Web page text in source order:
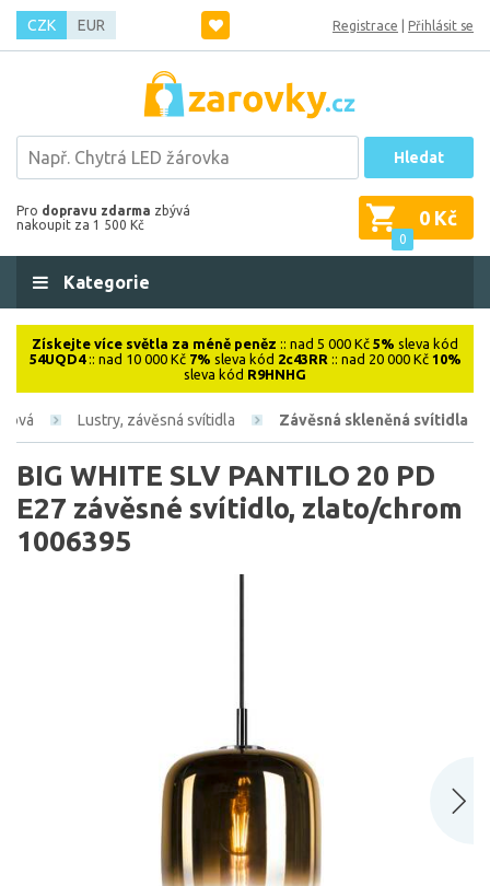
CZK EUR Registrace Přihlásit se
Hledat
Pro dopravu zdarma zbývá
nakoupit za 1 500 Kč
0
0 Kč
Kategorie
Získejte více světla za méně peněz :: nad 5 000 Kč 5% sleva kód
54UQD4:: nad 10 000 Kč 7% sleva kód 2c43RR :: nad 20 000 Kč 10%
sleva kód R9HNHG
Lustry, závěsná svítidla Závěsná skleněná svítidla
BIG WHITE SLV PANTILO 20 PD
E27 závěsné svítidlo, zlato/chrom
1006395